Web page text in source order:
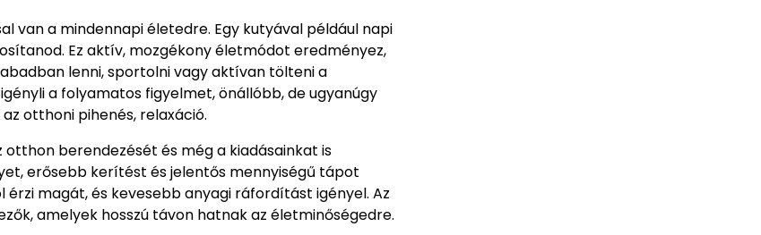
van a mindennapi életedre. Egy kutyával például napi
Ez aktív, mozgékony életmódot eredményez,
lenni, sportolni vagy aktívan tölteni a
a folyamatos figyelmet, önállóbb, de ugyanúgy
otthoni pihenés, relaxáció.
berendezését és még a kiadásainkat is
erősebb kerítést és jelentős mennyiségű tápot
magát, és kevesebb anyagi ráfordítást igényel. Az
amelyek hosszú távon hatnak az életminőségedre.